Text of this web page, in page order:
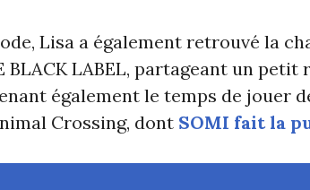
Lisa a également retrouvé la
BLACK LABEL, partageant un petit
également le temps de jouer
Crossing, dont SOMI fait la